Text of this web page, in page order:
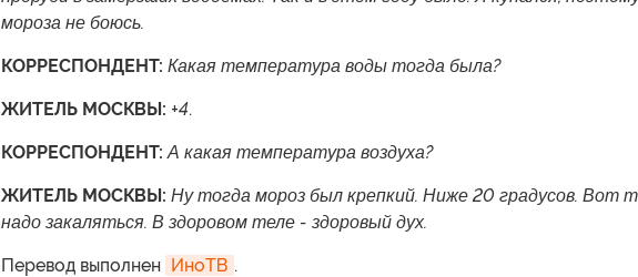
мороза не боюсь.
КОРРЕСПОНДЕНТ: Какая температура воды тогда была?
ЖИТЕЛЬ МОСКВЫ: +4.
КОРРЕСПОНДЕНТ: А какая температура воздуха?
ЖИТЕЛЬ МОСКВЫ: Ну тогда мороз был крепкий. Ниже 20 градусов. Вот
надо закаляться. В здоровом теле - здоровый дух.
Перевод выполнен ИноТВ .